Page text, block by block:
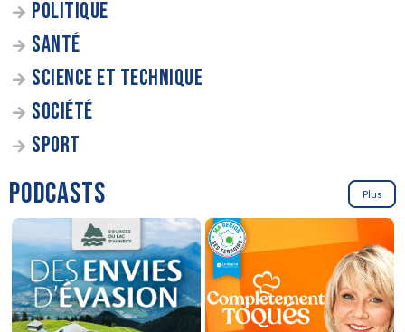
POLITIQUE
SANTÉ
SCIENCE ET TECHNIQUE
SOCIÉTÉ
SPORT
PODCASTS Plus